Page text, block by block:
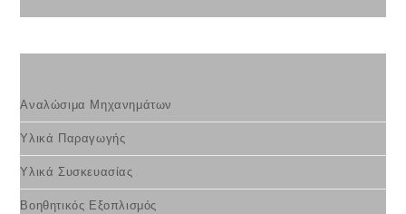
Αναλώσιμα Μηχανημάτων
Υλικά Παραγωγής
Υλικά Συσκευασίας
Βοηθητικός Εξοπλισμός